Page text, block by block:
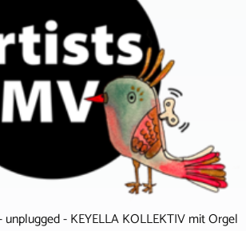
- KEYELLA KOLLEKTIV mit Orgel